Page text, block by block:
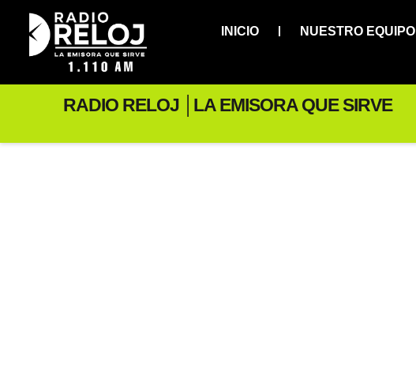
INICIO NUESTRO EQUIPO
RADIO RELOJ │LA EMISORA QUE SIRVE